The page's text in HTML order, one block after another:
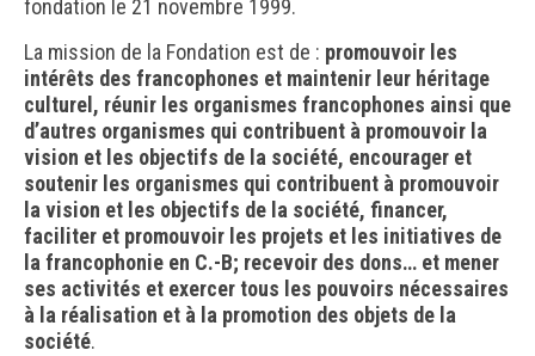
fondation le 21 novembre 1999.
La mission de la Fondation est de : promouvoir les
intérêts des francophones et maintenir leur héritage
culturel, réunir les organismes francophones ainsi que
d’autres organismes qui contribuent à promouvoir la
vision et les objectifs de la société, encourager et
soutenir les organismes qui contribuent à promouvoir
la vision et les objectifs de la société, financer,
faciliter et promouvoir les projets et les initiatives de
la francophonie en C.-B; recevoir des dons… et mener
ses activités et exercer tous les pouvoirs nécessaires
à la réalisation et à la promotion des objets de la
société.